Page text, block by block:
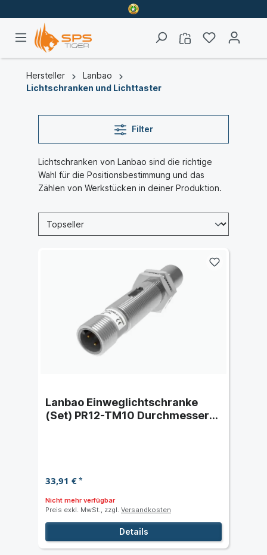
Hersteller
Lanbao
Lichtschranken und Lichttaster
Filter
Lichtschranken von Lanbao sind die richtige
Wahl für die Positionsbestimmung und das
Zählen von Werkstücken in deiner Produktion.
Lanbao Einweglichtschranke
(Set) PR12-TM10 Durchmesser
33,91 €*
Nicht mehr verfügbar
Preis exkl. MwSt., zzgl. Versandkosten
Details